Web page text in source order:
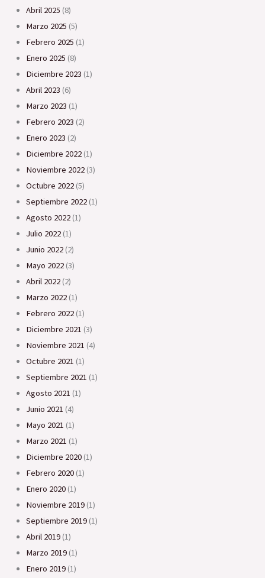
abril 2025 (8)
marzo 2025 (5)
febrero 2025 (1)
enero 2025 (8)
diciembre 2023 (1)
abril 2023 (6)
marzo 2023 (1)
febrero 2023 (2)
enero 2023 (2)
diciembre 2022(1)
noviembre 2022(3)
octubre 2022(5)
septiembre 2022(1)
agosto 2022(1)
julio 2022(1)
junio 2022(2)
mayo 2022(3)
abril 2022(2)
marzo 2022(1)
febrero 2022(1)
diciembre 2021 (3)
noviembre 2021 (4)
octubre 2021 (1)
septiembre 2021 (1)
agosto 2021 (1)
junio 2021 (4)
mayo 2021 (1)
marzo 2021 (1)
diciembre 2020(1)
febrero 2020(1)
enero 2020(1)
noviembre 2019(1)
septiembre 2019(1)
abril 2019(1)
marzo 2019(1)
enero 2019(1)